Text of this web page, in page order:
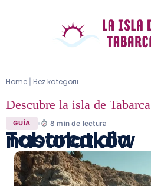
Home Bez kategorii
Descubre la isla de Tabarca
GUÍA 8 min de lectura
Tabarca dla nastolatków